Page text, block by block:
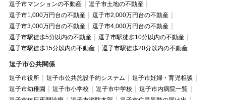
逗子市マンションの不動産
逗子市土地の不動産
逗子市1,000万円台の不動産
逗子市2,000万円台の不動産
逗子市3,000万円台の不動産
逗子市4,000万円台の不動産
逗子市駅徒歩5分以内の不動産
逗子市駅徒歩10分以内の不動産
逗子市駅徒歩15分以内の不動産
逗子市駅徒歩20分以内の不動産
逗子市公共関係
逗子市役所 逗子市公共施設予約システム
逗子市妊婦・育児相談
逗子市幼稚園
逗子市小学校 逗子市中学校
逗子市内病院一覧